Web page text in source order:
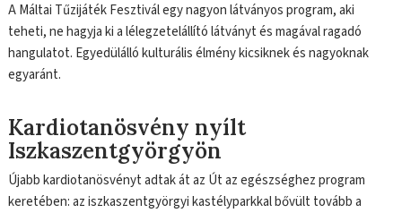
A Máltai Tűzijáték Fesztivál egy nagyon látványos program, aki
teheti, ne hagyja ki a lélegzetelállító látványt és magával ragadó
hangulatot. Egyedülálló kulturális élmény kicsiknek és nagyoknak
egyaránt.
Kardiotanösvény nyílt
Iszkaszentgyörgyön
Újabb kardiotanösvényt adtak át az Út az egészséghez program
keretében: az iszkaszentgyörgyi kastélyparkkal bővült tovább a